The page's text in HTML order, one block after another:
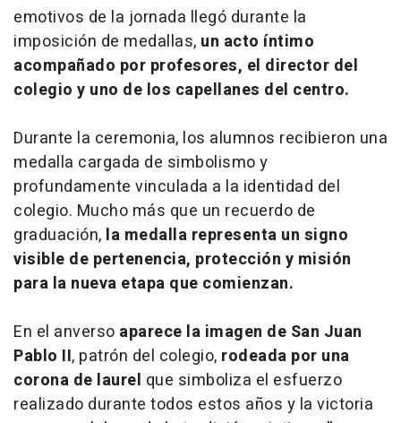
emotivos de la jornada llegó durante la
imposición de medallas, un acto íntimo
acompañado por profesores, el director del
colegio y uno de los capellanes del centro.
Durante la ceremonia, los alumnos recibieron una
medalla cargada de simbolismo y
profundamente vinculada a la identidad del
colegio. Mucho más que un recuerdo de
graduación, la medalla representa un signo
visible de pertenencia, protección y misión
para la nueva etapa que comienzan.
En el anverso aparece la imagen de San Juan
Pablo II, patrón del colegio, rodeada por una
corona de laurel que simboliza el esfuerzo
realizado durante todos estos años y la victoria